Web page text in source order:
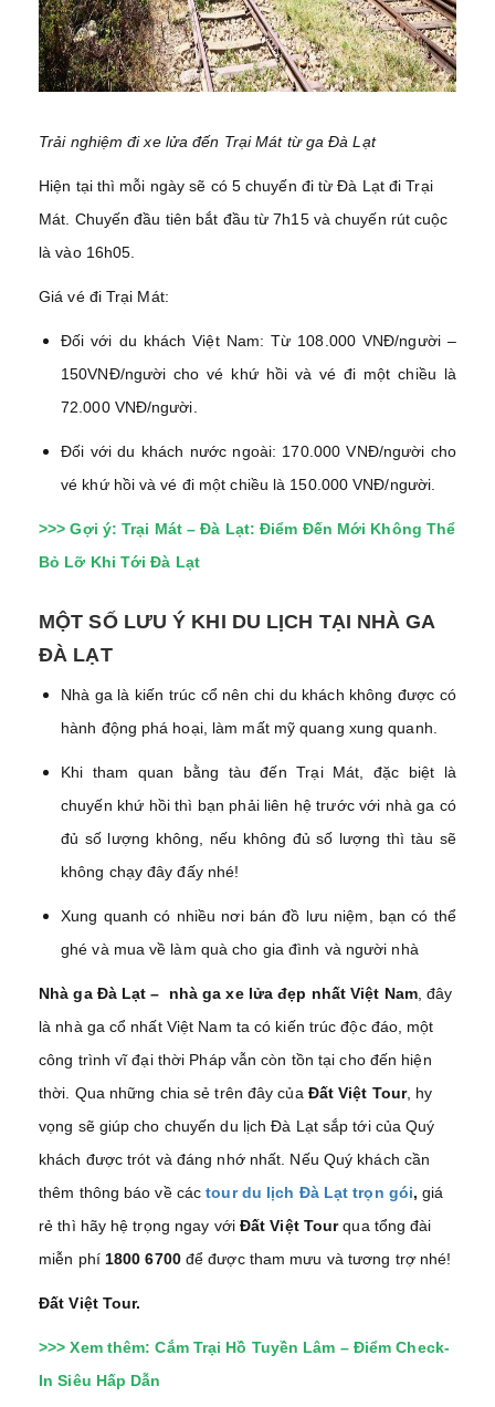
Trải nghiệm đi xe lửa đến Trại Mát từ ga Đà Lạt
Hiện tại thì mỗi ngày sẽ có 5 chuyến đi từ Đà Lạt đi Trại
Mát. Chuyến đầu tiên bắt đầu từ 7h15 và chuyến rút cuộc
là vào 16h05.
Giá vé đi Trại Mát:
Đối với du khách Việt Nam: Từ 108.000 VNĐ/người –
150VNĐ/người cho vé khứ hồi và vé đi một chiều là
72.000 VNĐ/người.
Đối với du khách nước ngoài: 170.000 VNĐ/người cho
vé khứ hồi và vé đi một chiều là 150.000 VNĐ/người.
>>> Gợi ý:Trại Mát – Đà Lạt: Điểm Đến Mới Không Thể
Bỏ Lỡ Khi Tới Đà Lạt
MỘT SỐ LƯU Ý KHI DU LỊCH TẠI NHÀ GA
ĐÀ LẠT
Nhà ga là kiến trúc cổ nên chi du khách không được có
hành động phá hoại, làm mất mỹ quang xung quanh.
Khi tham quan bằng tàu đến Trại Mát, đặc biệt là
chuyến khứ hồi thì bạn phải liên hệ trước với nhà ga có
đủ số lượng không, nếu không đủ số lượng thì tàu sẽ
không chạy đây đấy nhé!
Xung quanh có nhiều nơi bán đồ lưu niệm, bạn có thể
ghé và mua về làm quà cho gia đình và người nhà
Nhà ga Đà Lạt – nhà ga xe lửa đẹp nhất Việt Nam, đây
là nhà ga cổ nhất Việt Nam ta có kiến trúc độc đáo, một
công trình vĩ đại thời Pháp vẫn còn tồn tại cho đến hiện
thời. Qua những chia sẻ trên đây của Đất Việt Tour, hy
vọng sẽ giúp cho chuyến du lịch Đà Lạt sắp tới của Quý
khách được trót và đáng nhớ nhất. Nếu Quý khách cần
thêm thông báo về các tour du lịch Đà Lạt trọn gói, giá
rẻ thì hãy hệ trọng ngay với Đất Việt Tour qua tổng đài
miễn phí 1800 6700 để được tham mưu và tương trợ nhé!
Đất Việt Tour.
>>> Xem thêm:Cắm Trại Hồ Tuyền Lâm – Điểm Check-
In Siêu Hấp Dẫn